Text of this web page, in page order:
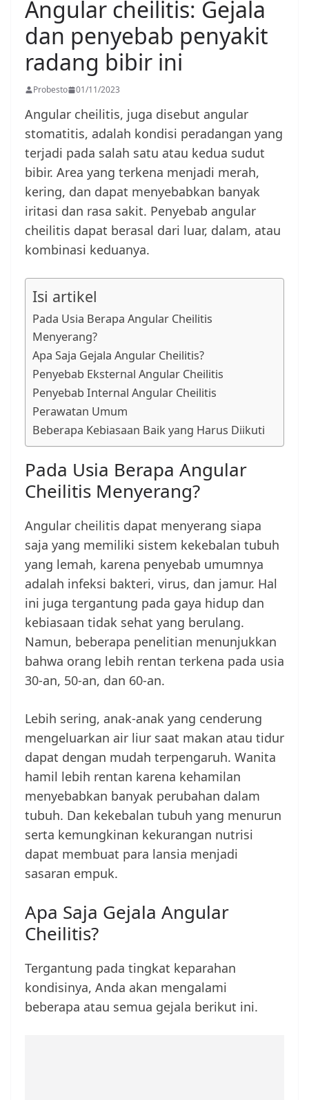
Angular cheilitis: Gejala
dan penyebab penyakit
radang bibir ini
Probesto 01/11/2023
Angular cheilitis, juga disebut angular
stomatitis, adalah kondisi peradangan yang
terjadi pada salah satu atau kedua sudut
bibir. Area yang terkena menjadi merah,
kering, dan dapat menyebabkan banyak
iritasi dan rasa sakit. Penyebab angular
cheilitis dapat berasal dari luar, dalam, atau
kombinasi keduanya.
Isi artikel
Pada Usia Berapa Angular Cheilitis
Menyerang?
Apa Saja Gejala Angular Cheilitis?
Penyebab Eksternal Angular Cheilitis
Penyebab Internal Angular Cheilitis
Perawatan Umum
Beberapa Kebiasaan Baik yang Harus Diikuti
Pada Usia Berapa Angular
Cheilitis Menyerang?
Angular cheilitis dapat menyerang siapa
saja yang memiliki sistem kekebalan tubuh
yang lemah, karena penyebab umumnya
adalah infeksi bakteri, virus, dan jamur. Hal
ini juga tergantung pada gaya hidup dan
kebiasaan tidak sehat yang berulang.
Namun, beberapa penelitian menunjukkan
bahwa orang lebih rentan terkena pada usia
30-an, 50-an, dan 60-an.
Lebih sering, anak-anak yang cenderung
mengeluarkan air liur saat makan atau tidur
dapat dengan mudah terpengaruh. Wanita
hamil lebih rentan karena kehamilan
menyebabkan banyak perubahan dalam
tubuh. Dan kekebalan tubuh yang menurun
serta kemungkinan kekurangan nutrisi
dapat membuat para lansia menjadi
sasaran empuk.
Apa Saja Gejala Angular
Cheilitis?
Tergantung pada tingkat keparahan
kondisinya, Anda akan mengalami
beberapa atau semua gejala berikut ini.